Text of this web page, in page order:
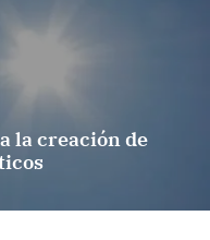
la creación de